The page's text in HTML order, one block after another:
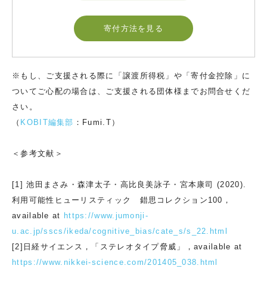
寄付方法を見る
※もし、ご支援される際に「譲渡所得税」や「寄付金控除」に
ついてご心配の場合は、ご支援される団体様までお問合せくだ
さい。
（ KOBIT編集部 ：Fumi.T）
＜参考文献＞
[1] 池田まさみ・森津太子・高比良美詠子・宮本康司 (2020).
利用可能性ヒューリスティック 錯思コレクション100，
available at https://www.jumonji-
u.ac.jp/sscs/ikeda/cognitive_bias/cate_s/s_22.html
[2]日経サイエンス，「ステレオタイプ脅威」，available at
https://www.nikkei-science.com/201405_038.html